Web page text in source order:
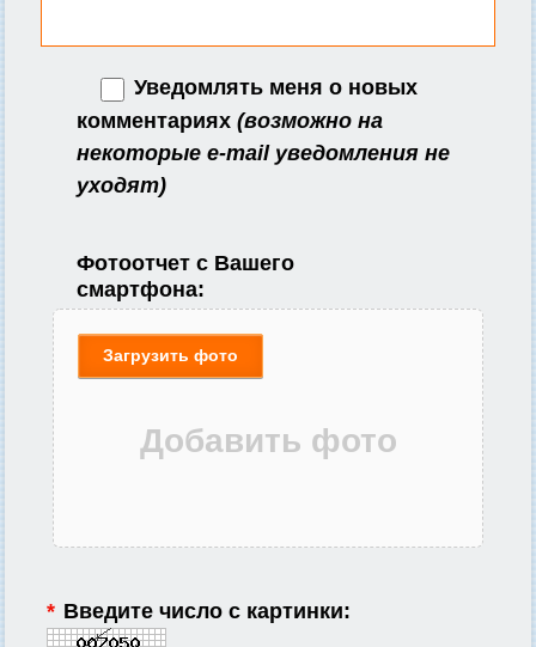
Уведомлять меня о новых
комментариях (возможно на
некоторые e-mail уведомления не
уходят)
Фотоотчет с Вашего
смартфона:
Загрузить фото
* Введите число с картинки: